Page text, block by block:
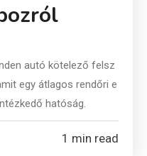
autó kötelező felsz
egy átlagos rendőri e
hatóság.
1 min read